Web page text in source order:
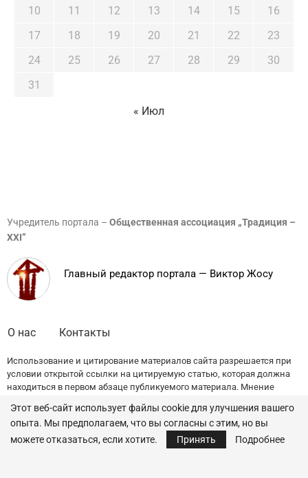
10
11 12 13 14 15
16
17
18 19 20 21 22
23
24
25 26 27 28 29
30
31
« Июл
Учредитель портала – Общественная ассоциация „Традиция –
XXI”
Главный редактор портала — Виктор Жосу
О нас Контакты
Использование и цитирование материалов сайта разрешается при
условии открытой ссылки на цитируемую статью, которая должна
находиться в первом абзаце публикуемого материала. Мнение
© 2022 — All Rights Reserved. Traditia.md
Этот веб-сайт использует файлы cookie для улучшения вашего
опыта. Мы предполагаем, что вы согласны с этим, но вы
можете отказаться, если хотите.
Принять Подробнее